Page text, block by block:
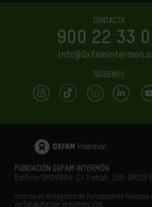
CONTACTA
900 22 33
SÍGUENOS
FUNDACIÓN OXFAM INTERMÓN
Edificio DMOURA4. C/ Treball, 100. 08019
Inscrita en el Registro de Fundaciones Privadas
de Cataluña con el número 259.